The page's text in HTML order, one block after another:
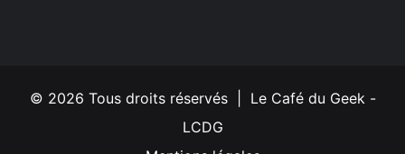
© 2026 Tous droits réservés | Le Café du Geek -
LCDG